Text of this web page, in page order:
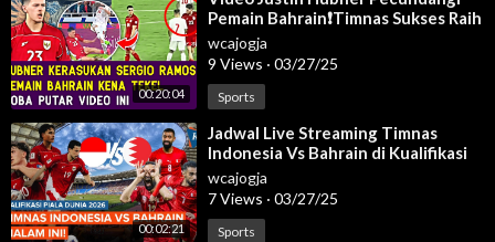
00:20:04
Pemain Bahrain❗Timnas Sukses Raih
3 Poin Di GBK Kualifikasi Ronde 3 ✅
wcajogja
9 Views · 03/27/25
Sports
00:02:21
⁣Jadwal Live Streaming Timnas
Indonesia Vs Bahrain di Kualifikasi
Piala Dunia 2026
wcajogja
7 Views · 03/27/25
Sports